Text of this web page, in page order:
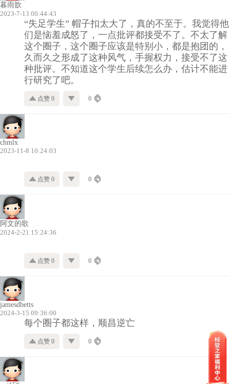
暮雨歆
2023-7-13 00:44:43
“失足学生” 帽子扣太大了，真的不至于。我觉得他
们是恼羞成怒了，一点批评都接受不了。不太了解
这个圈子，这个圈子应该是特别小，都是抱团的，
久而久之形成了这种风气，手握权力，接受不了这
种批评。不知道这个学生后续怎么办，估计不能进
行研究了吧。
点赞 0 0
chmlx
2023-11-8 10:24:03
点赞 0 0
阿文的歌
2024-2-21 15:24:36
点赞 0 0
jamesdbetts
2024-3-15 09:36:00
每个圈子都这样，顺昌逆亡
点赞 0 0